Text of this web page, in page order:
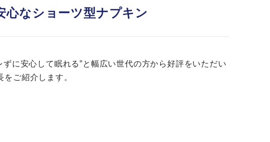
なショーツ型ナプキン
に安心して眠れる”と幅広い世代の方から好評をいただい
ご紹介します。